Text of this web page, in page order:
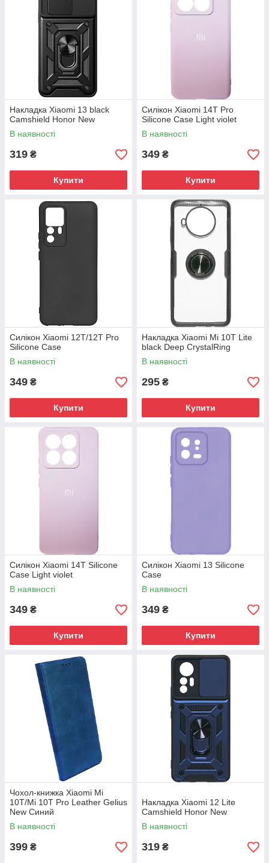
Накладка Xiaomi 13 black
Camshield Honor New
В наявності
319 ₴
Купити
Силікон Xiaomi 14T Pro
Silicone Case Light violet
В наявності
349 ₴
Купити
Силікон Xiaomi 12T/12T Pro
Silicone Case
В наявності
349 ₴
Купити
Накладка Xiaomi Mi 10T Lite
black Deep CrystalRing
В наявності
295 ₴
Купити
Силікон Xiaomi 14T Silicone
Case Light violet
В наявності
349 ₴
Купити
Силікон Xiaomi 13 Silicone
Case
В наявності
349 ₴
Купити
Чохол-книжка Xiaomi Mi
10T/Mi 10T Pro Leather Gelius
New Синий
В наявності
399 ₴
Накладка Xiaomi 12 Lite
Camshield Honor New
В наявності
319 ₴